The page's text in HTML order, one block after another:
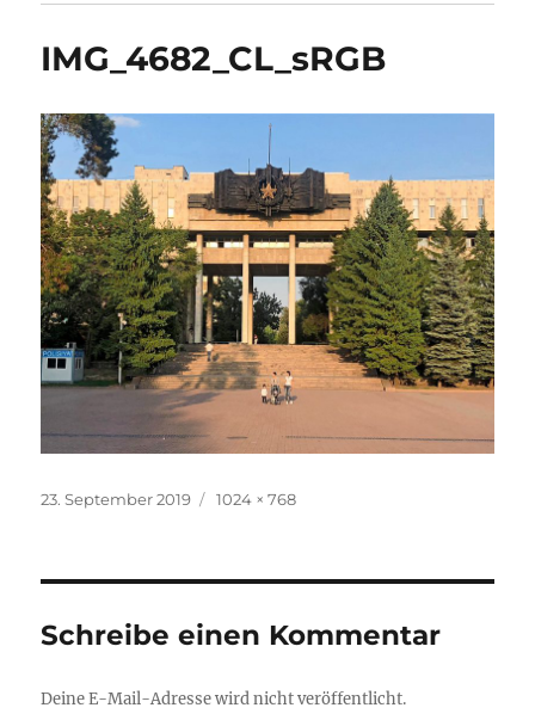
IMG_4682_CL_sRGB
Veröffentlicht
23. September 2019 Originalgröße
1024 × 768
Schreibe einen Kommentar
Deine E-Mail-Adresse wird nicht veröffentlicht.